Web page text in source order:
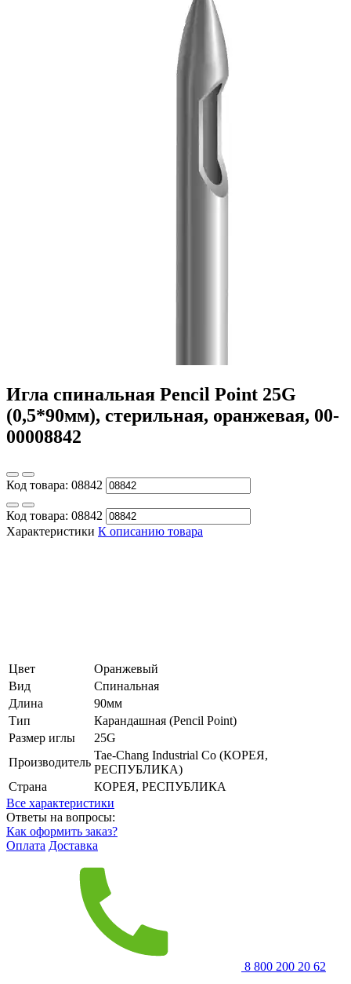
Игла спинальная Pencil Point 25G
(0,5*90мм), стерильная, оранжевая, 00-
00008842
Код товара: 08842
Код товара: 08842
Характеристики К описанию товара
Цвет
Оранжевый
Вид
Спинальная
Длина
90мм
Тип
Карандашная (Pencil Point)
Размер иглы
25G
Производитель
Tae-Chang Industrial Co (КОРЕЯ,
РЕСПУБЛИКА)
Страна
КОРЕЯ, РЕСПУБЛИКА
Все характеристики
Ответы на вопросы:
Как оформить заказ?
Оплата Доставка
8 800 200 20 62